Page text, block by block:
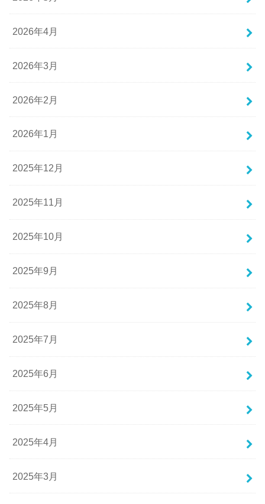
2026年4月
2026年3月
2026年2月
2026年1月
2025年12月
2025年11月
2025年10月
2025年9月
2025年8月
2025年7月
2025年6月
2025年5月
2025年4月
2025年3月